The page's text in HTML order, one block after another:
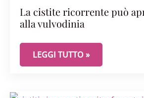
La cistite ricorrente può
alla vulvodinia
LA CISTITE RICORRENTE
LEGGI TUTTO »